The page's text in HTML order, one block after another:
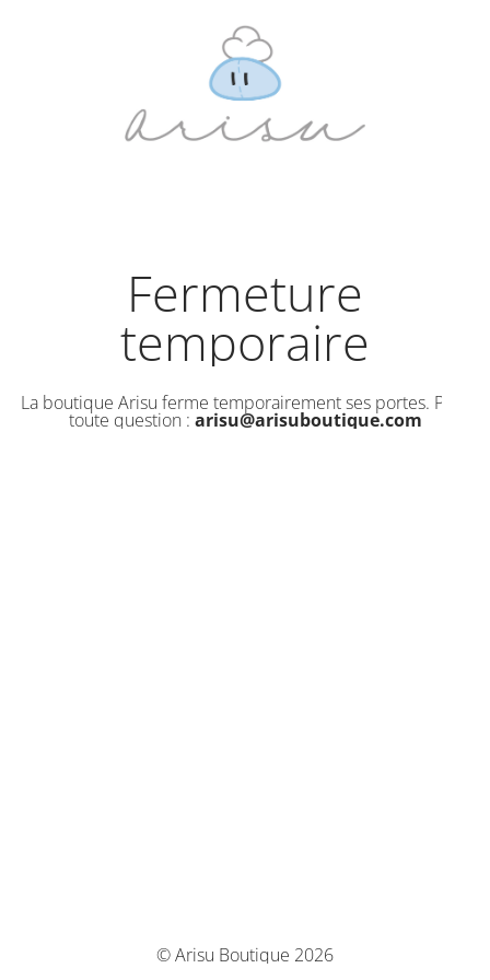
Fermeture
temporaire
La boutique Arisu ferme temporairement ses portes. Pour
toute question : arisu@arisuboutique.com
© Arisu Boutique 2026